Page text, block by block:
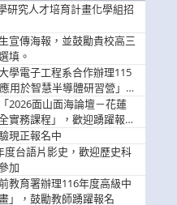
研究人才培育計畫化學組招
宣傳海報，並鼓勵貴校高三
填。
學電子工程系合作辦理115
用於智慧半導體研習營」，
2026面山面海論壇－花蓮
實務課程」，歡迎踴躍報名
現正報名中
度台語片影史，歡迎歷史科
加
教育署辦理116年度高級中
」，鼓勵教師踴躍報名